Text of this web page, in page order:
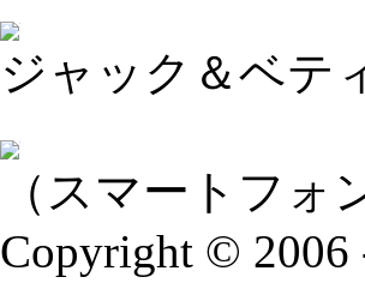
ジャック＆ベテ
（スマートフォ
Copyright ©